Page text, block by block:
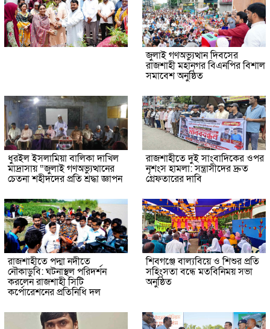
জুলাই গণঅভ্যুত্থান দিবসের
রাজশাহী মহানগর বিএনপির বিশাল
সমাবেশ অনুষ্ঠিত
ধুরইল ইসলামিয়া বালিকা দাখিল
মাদ্রাসায় “জুলাই গণঅভ্যুত্থানের
চেতনা শহীদদের প্রতি শ্রদ্ধা জ্ঞাপন
রাজশাহীতে দুই সাংবাদিকের ওপর
নৃশংস হামলা: সন্ত্রাসীদের দ্রুত
গ্রেফতারের দাবি
রাজশাহীতে পদ্মা নদীতে
নৌকাডুবি: ঘটনাস্থল পরিদর্শন
করলেন রাজশাহী সিটি
কর্পোরেশনের প্রতিনিধি দল
শিবগঞ্জে বাল্যবিয়ে ও শিশুর প্রতি
সহিংসতা বন্ধে মতবিনিময় সভা
অনুষ্ঠিত